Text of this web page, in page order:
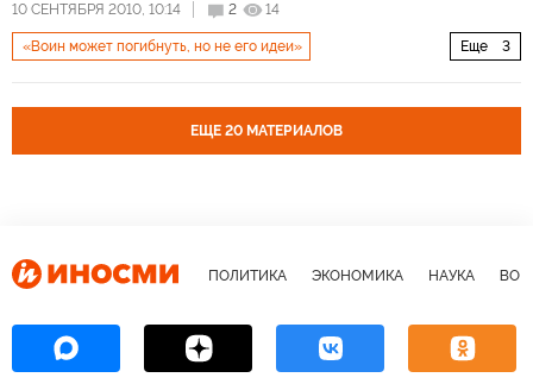
10 СЕНТЯБРЯ 2010, 10:14 2 14
Еще 3
«Воин может погибнуть, но не его идеи»
ЕЩЕ 20 МАТЕРИАЛОВ
ПОЛИТИКА ЭКОНОМИКА НАУКА